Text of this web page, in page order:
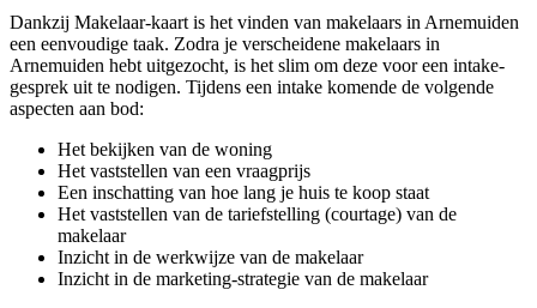
Dankzij Makelaar-kaart is het vinden van makelaars in Arnemuiden
een eenvoudige taak. Zodra je verscheidene makelaars in
Arnemuiden hebt uitgezocht, is het slim om deze voor een intake-
gesprek uit te nodigen. Tijdens een intake komende de volgende
aspecten aan bod:
Het bekijken van de woning
Het vaststellen van een vraagprijs
Een inschatting van hoe lang je huis te koop staat
Het vaststellen van de tariefstelling (courtage) van de
makelaar
Inzicht in de werkwijze van de makelaar
Inzicht in de marketing-strategie van de makelaar